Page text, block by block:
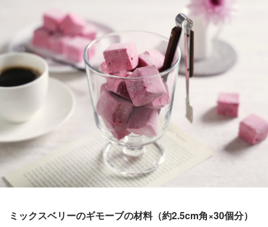
ミックスベリーのギモーブの材料（約2.5cm角×30個分）